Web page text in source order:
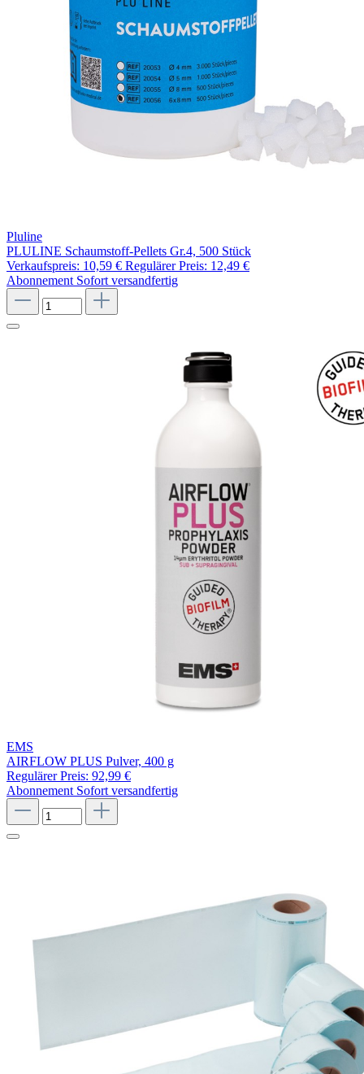
Pluline
PLULINE Schaumstoff-Pellets Gr.4, 500 Stück
Verkaufspreis: 10,59 € Regulärer Preis: 12,49 €
Abonnement Sofort versandfertig
EMS
AIRFLOW PLUS Pulver, 400 g
Regulärer Preis: 92,99 €
Abonnement Sofort versandfertig